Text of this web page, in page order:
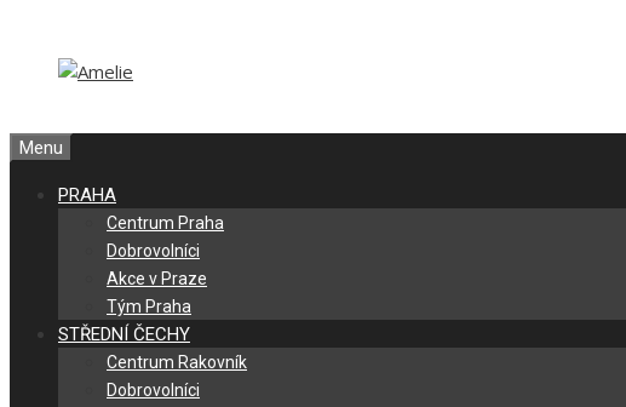
obsah
obsah
Menu
PRAHA
Centrum Praha
Dobrovolníci
Akce v Praze
Tým Praha
STŘEDNÍ ČECHY
Centrum Rakovník
Dobrovolníci